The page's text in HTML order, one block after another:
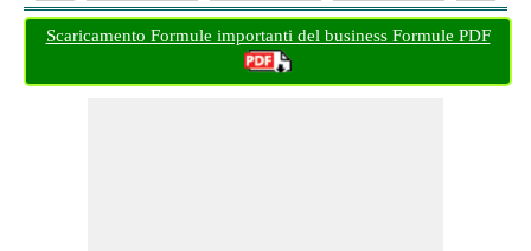
Scaricamento Formule importanti del business Formule PDF